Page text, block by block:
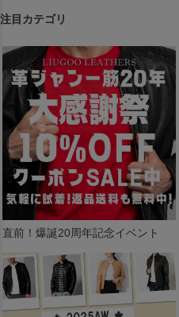
注目カテゴリ
直前！爆誕20周年記念イベント